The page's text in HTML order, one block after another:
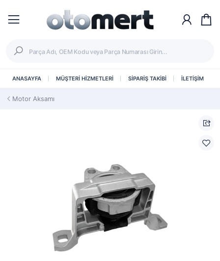
ANASAYFA MÜŞTERİ HİZMETLERİ SİPARİŞ TAKİBİ İLETİŞİM
Motor Aksamı